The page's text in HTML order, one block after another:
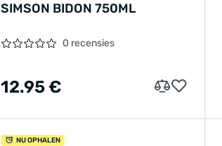
SIMSON BIDON 750ML
0 recensies
12.95 €
NU OPHALEN